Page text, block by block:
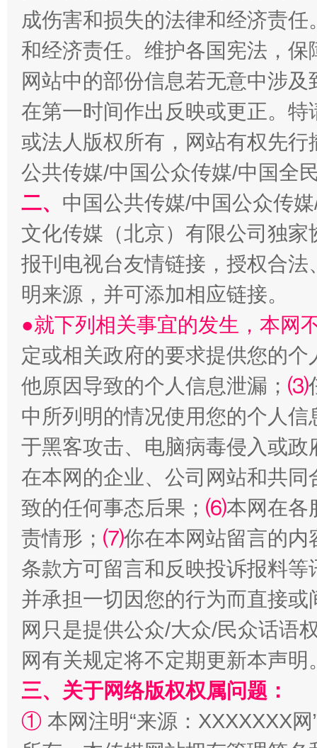
“刷贴”乱象丛生
生
揭批美国五大"原罪" "炒
站台名比不上好声名
成伤害和损失的法律和经济责
和经济责任。维护各国宪法，
网站中的部份信息若无意中涉
在第一时间作出反映或更正。
或法人版权所有，网站有权先
公共传媒/中国公众传媒/中国全
二、 中国公共传媒/中国公众传
文化传媒（北京）有限公司独
报刊电视台友情链接，授权合
明来源，并可添加相应链接。
●就下列相关事宜的发生，本网
定或相关政府的要求提供您的个
他原因导致的个人信息泄漏； ⑶
中所列明的情况使用您的个人
于黑客攻击、电脑病毒侵入或
在本网的企业、公司网站和共
致的任何事态后果； ⑹本网在各
责情形； ⑺你在本网站留言的内
条款方可留言和反映投诉报料
并承担一切因您的行为而直接
网只是提供公众/大众/民众话语
网有关规定将不定期更新本声明
三、关于网络版权权属问题：
① 本网注明“来源：XXXXXXX